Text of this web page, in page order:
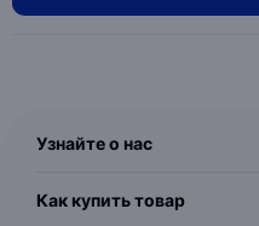
Узнайте о нас
Как купить товар